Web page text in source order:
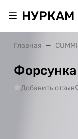
НУРКАМ
Главная
Форсунка
Добавить отзыв